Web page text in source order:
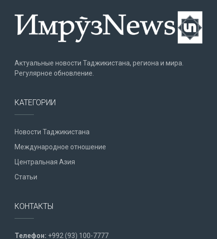
Актуальные новости Таджикистана, региона и мира.
Регулярное обновление.
КАТЕГОРИИ
Новости Таджикистана
Международное отношение
Центральная Азия
Статьи
КОНТАКТЫ
Телефон: +992 (93) 100-7777